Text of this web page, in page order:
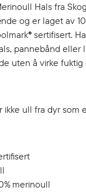
Hals fra
og er laget av
sertifisert.
pannebånd eller
uten å virke
ikke ull fra dyr som
merinoull